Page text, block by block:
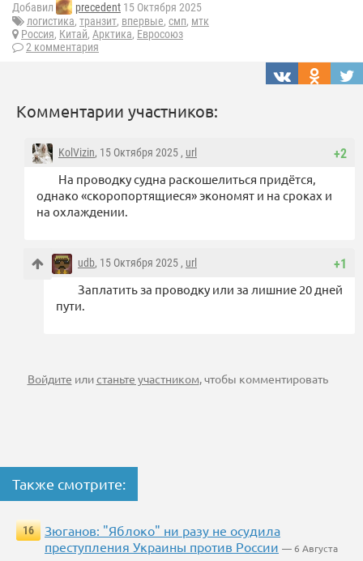
Добавил precedent 15 Октября 2025
логистика, транзит, впервые, смп, мтк
Россия, Китай, Арктика, Евросоюз
2 комментария
Комментарии участников:
+2
KolVizin, 15 Октября 2025 , url
На проводку судна раскошелиться придётся,
однако «скоропортящиеся» экономят и на сроках и
на охлаждении.
+1
udb, 15 Октября 2025 , url
Заплатить за проводку или за лишние 20 дней
пути.
Войдите илистаньте участником, чтобы комментировать
Также смотрите:
16
Зюганов: "Яблоко" ни разу не осудила
преступления Украины против России — 6 Августа